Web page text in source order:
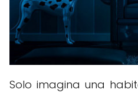
Solo imagina una